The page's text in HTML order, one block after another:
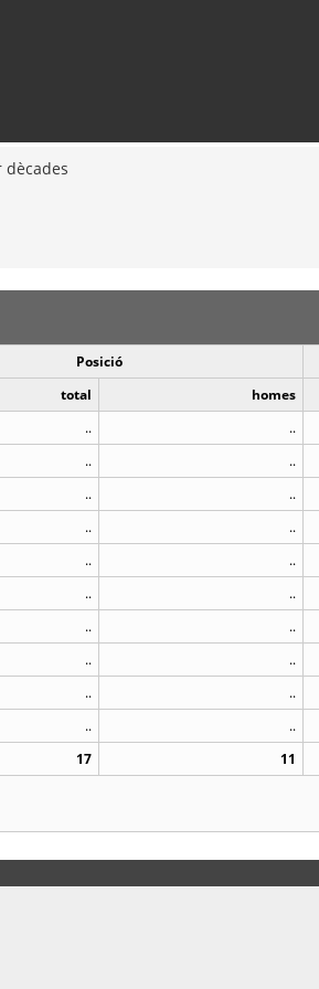
dècades
Posició
total homes
.. ..
.. ..
.. ..
.. ..
.. ..
.. ..
.. ..
.. ..
.. ..
.. ..
17 11